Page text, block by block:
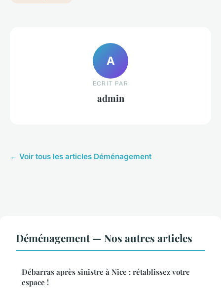
A
ECRIT PAR
admin
← Voir tous les articles Déménagement
Déménagement — Nos autres articles
Débarras après sinistre à Nice : rétablissez votre
espace !